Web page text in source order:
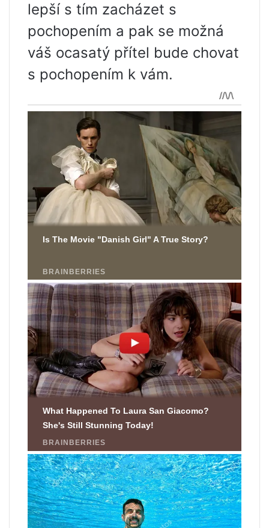
lepší s tím zacházet s
pochopením a pak se možná
váš ocasatý přítel bude chovat
s pochopením k vám.